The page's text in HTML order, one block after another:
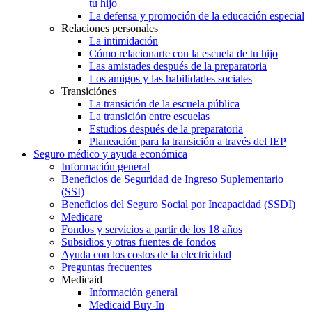
tu hijo
La defensa y promoción de la educación especial
Relaciones personales
La intimidación
Cómo relacionarte con la escuela de tu hijo
Las amistades después de la preparatoria
Los amigos y las habilidades sociales
Transiciónes
La transición de la escuela pública
La transición entre escuelas
Estudios después de la preparatoria
Planeación para la transición a través del IEP
Seguro médico y ayuda económica
Información general
Beneficios de Seguridad de Ingreso Suplementario
(SSI)
Beneficios del Seguro Social por Incapacidad (SSDI)
Medicare
Fondos y servicios a partir de los 18 años
Subsidios y otras fuentes de fondos
Ayuda con los costos de la electricidad
Preguntas frecuentes
Medicaid
Información general
Medicaid Buy-In